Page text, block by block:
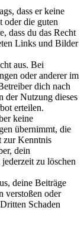
dass er keine
oder die guten
dass du das Recht
Links und Bilder
aus. Bei
oder anderer im
dich nach
der Nutzung dieses
erteilen.
keine
übernimmt, die
zur Kenntnis
dein
zu löschen
deine Beiträge
verstoßen oder
Schaden